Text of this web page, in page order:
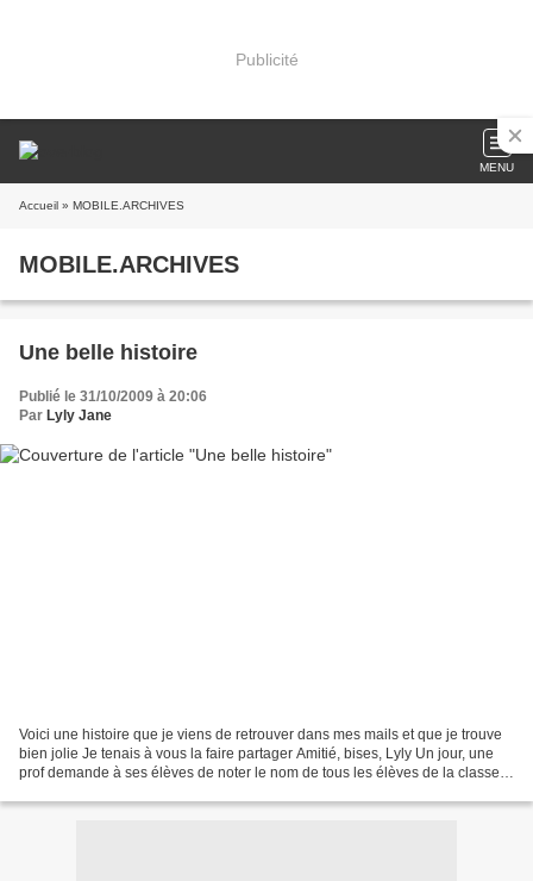
Publicité
MENU
Accueil » MOBILE.ARCHIVES
MOBILE.ARCHIVES
Une belle histoire
Publié le 31/10/2009 à 20:06
Par Lyly Jane
Voici une histoire que je viens de retrouver dans mes mails et que je trouve
bien jolie Je tenais à vous la faire partager Amitié, bises, Lyly Un jour, une
prof demande à ses élèves de noter le nom de tous les élèves de la classe